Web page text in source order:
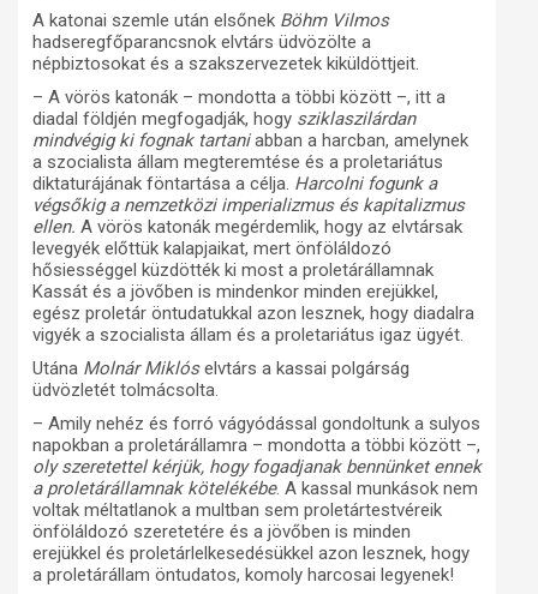
A katonai szemle után elsőnek Böhm Vilmos
hadseregfőparancsnok elvtárs üdvözölte a
népbiztosokat és a szakszervezetek kiküldöttjeit.
– A vörös katonák – mondotta a többi között –, itt a
diadal földjén megfogadják, hogy sziklaszilárdan
mindvégig ki fognak tartaniabban a harcban, amelynek
a szocialista állam megteremtése és a proletariátus
diktaturájának föntartása a célja. Harcolni fogunk a
végsőkig a nemzetközi imperializmus és kapitalizmus
ellen. A vörös katonák megérdemlik, hogy az elvtársak
levegyék előttük kalapjaikat, mert önföláldozó
hősiességgel küzdötték ki most a proletárállamnak
Kassát és a jövőben is mindenkor minden erejükkel,
egész proletár öntudatukkal azon lesznek, hogy diadalra
vigyék a szocialista állam és a proletariátus igaz ügyét.
Utána Molnár Miklóselvtárs a kassai polgárság
üdvözletét tolmácsolta.
– Amily nehéz és forró vágyódással gondoltunk a sulyos
napokban a proletárállamra – mondotta a többi között –,
oly szeretettel kérjük, hogy fogadjanak bennünket ennek
a proletárállamnak kötelékébe. A kassal munkások nem
voltak méltatlanok a multban sem proletártestvéreik
önföláldozó szeretetére és a jövőben is minden
erejükkel és proletárlelkesedésükkel azon lesznek, hogy
a proletárállam öntudatos, komoly harcosai legyenek!